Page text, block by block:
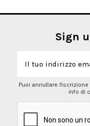
Sign
Puoi annullare
info di